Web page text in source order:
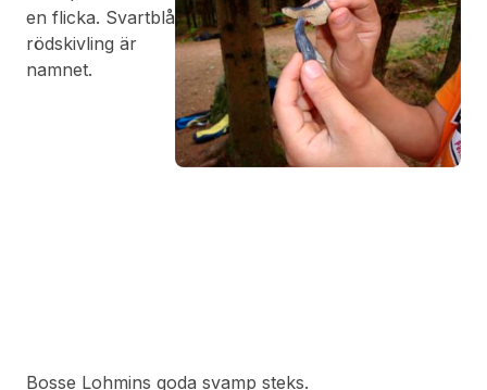
en flicka. Svartblå
rödskivling är
namnet.
Bosse Lohmins goda svamp steks.